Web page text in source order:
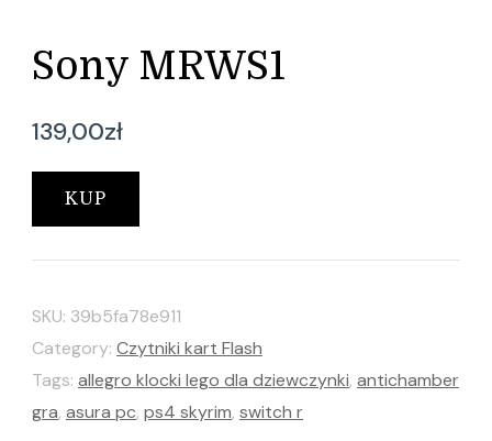
Sony MRWS1
139,00zł
KUP
SKU: 39b5fa78e911
Category: Czytniki kart Flash
Tags: allegro klocki lego dla dziewczynki, antichamber
gra, asura pc, ps4 skyrim, switch r